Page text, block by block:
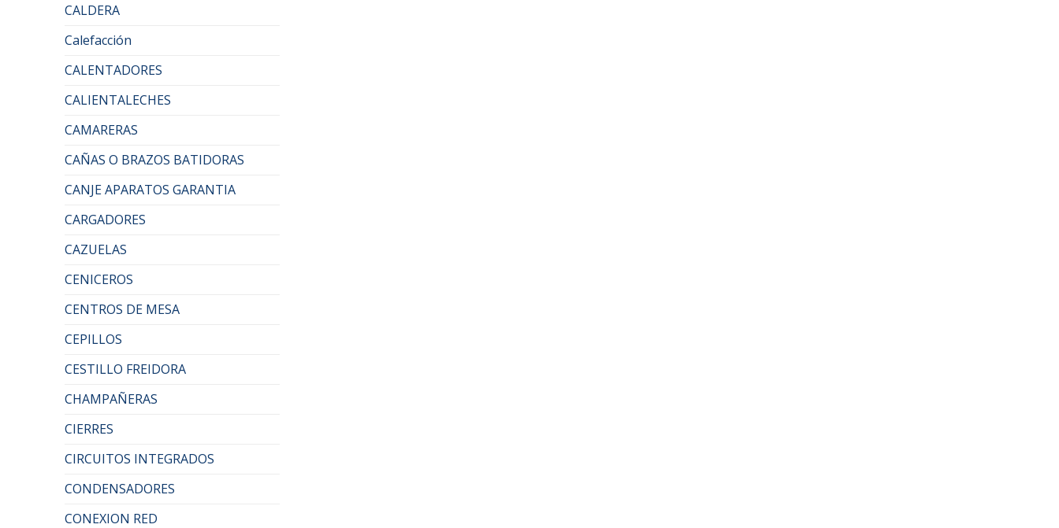
CALDERA
Calefacción
CALENTADORES
CALIENTALECHES
CAMARERAS
CAÑAS O BRAZOS BATIDORAS
CANJE APARATOS GARANTIA
CARGADORES
CAZUELAS
CENICEROS
CENTROS DE MESA
CEPILLOS
CESTILLO FREIDORA
CHAMPAÑERAS
CIERRES
CIRCUITOS INTEGRADOS
CONDENSADORES
CONEXION RED